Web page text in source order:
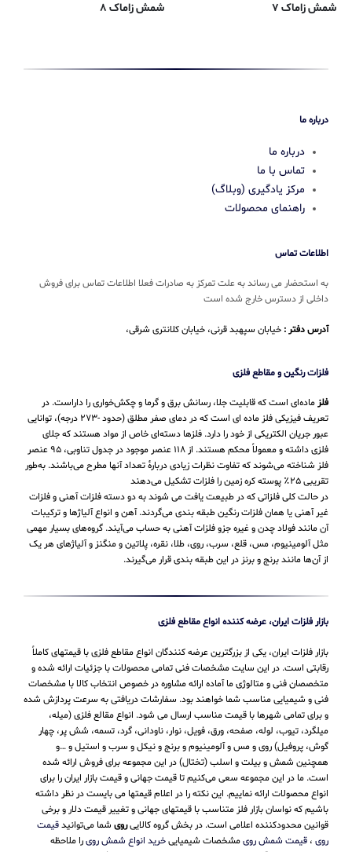
زاماک ۷ شمش زاماک ۸
درباره ما
درباره ما
تماس با ما
مرکز یادگیری (وبلاگ)
راهنمای محصولات
اطلاعات تماس
به استحضار می رساند به علت تمرکز به صادرات فعلا اطلاعات تماس برای فروش
داخلی از دسترس خارج شده است
آدرس دفتر : خیابان سپهبد قرنی، خیابان کلانتری شرقی،
فلزات رنگین و مقاطع فلزی
فلزماده‌ای است که قابلیت جلا، رسانش برق و گرما و چکش‌خواری را داراست. در
تعریف فیزیکی فلز ماده ای است که در دمای صفر مطلق (حدود -۲۷۳ درجه)، توانایی
عبور جریان الکتریکی از خود را دارد. فلزها دسته‌ای خاص از مواد هستند که جلای
فلزی داشته و معمولاً محکم هستند. از ۱۱۸ عنصر موجود در جدول تناوبی، ۹۵ عنصر
فلز شناخته می‌شوند که تفاوت نظرات زیادی دربارهٔ تعداد آنها مطرح می‌باشند. به‌طور
تقریبی ۲۵٪ پوسته کره زمین را فلزات تشکیل می‌دهند
در حالت کلی فلزاتی که در طبیعت یافت می شوند به دو دسته فلزات آهنی و فلزات
غیر آهنی یا همان فلزات رنگین طبقه بندی می‌گردند. آهن و انواع آلیاژها و ترکیبات
آن مانند فولاد چدن و غیره جزو فلزات آهنی به حساب می‌‌آیند. گروه‌های بسیار مهمی
مثل آلومینیوم، مس، قلع، سرب، روی، طلا، نقره، پلاتین و منگنز و آلیاژهای هر یک
از آن‌ها مانند برنج و برنز در این طبقه‌ بندی قرار می‌‌گیرند.
بازار فلزات ایران، عرضه کننده انواع مقاطع فلزی
بازار فلزات ایران، یکی از بزرگترین عرضه کنندگان انواع مقاطع فلزی با قیمتهای کاملاً
رقابتی است. در این سایت مشخصات فنی تمامی محصولات با جزئیات ارائه شده و
متخصصان فنی و متالوژی ما آماده ارائه مشاوره در خصوص انتخاب کالا با مشخصات
فنی و شیمیایی مناسب شما خواهند بود. سفارشات دریافتی به سرعت پردازش شده
و برای تمامی شهرها با قیمت مناسب ارسال می شود. انواع مقالع فلزی (میله،
میلگرد، تیوب، لوله، صفحه، ورق، فویل، نوار، ناودانی، گرد، تسمه، شش پر، چهار
گوش، پروفیل) روی و مس و آلومینیوم و برنج و نیکل و سرب و استیل و …و
همچنین شمش و بیلت و اسلب (تختال) در این مجموعه برای فروش ارائه شده
است. ما در این مجموعه سعی می‌کنیم تا قیمت جهانی و قیمت بازار ایران را برای
انواع محصولات ارائه نماییم. این نکته را در اعلام قیمتها می بایست در نظر داشته
باشیم که نواسان بازار فلز متناسب با قیمتهای جهانی و تغییر قیمت دلار و برخی
قوانین محدودکننده اعلامی است. در بخش گروه کالاییروی شما می‌توانیدقیمت
روی ، قیمت شمش رویمشخصات شیمیاییخرید انواع شمش رویرا ملاحظه